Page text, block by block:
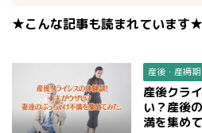
★こんな記事も読まれています★
産後・産褥期
産後クラ
い？産後
満を集め